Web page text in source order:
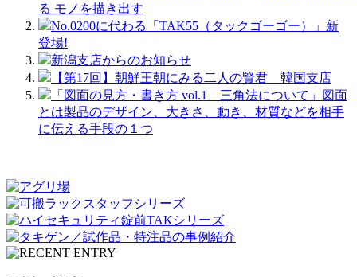
る モノを描き出す
No.0200に代わる「TAK55（タックゴーゴー）」新
登場!
新潟支店からのお知らせ
【第17回】朝鮮王朝にみる二人の賢君 韓国支店
「図面の見方・書き方 vol.1 三角法について」図面
とは製品のデザイン、大きさ、動き、材質などを相手
に伝える手段の１つ